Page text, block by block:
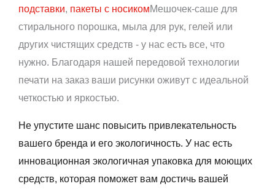
подставки, пакеты с носикомМешочек-саше для
стирального порошка, мыла для рук, гелей или
других чистящих средств - у нас есть все, что
нужно. Благодаря нашей передовой технологии
печати на заказ ваши рисунки оживут с идеальной
четкостью и яркостью.
Не упустите шанс повысить привлекательность
вашего бренда и его экологичность. У нас есть
инновационная экологичная упаковка для моющих
средств, которая поможет вам достичь вашей